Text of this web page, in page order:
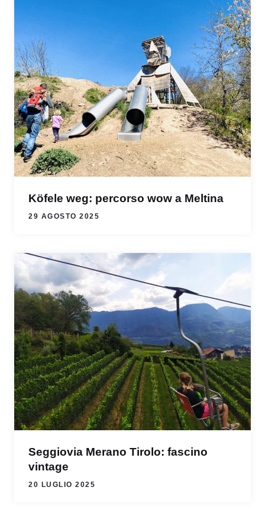
Köfele weg: percorso wow a Meltina
29 AGOSTO 2025
Seggiovia Merano Tirolo: fascino
vintage
20 LUGLIO 2025